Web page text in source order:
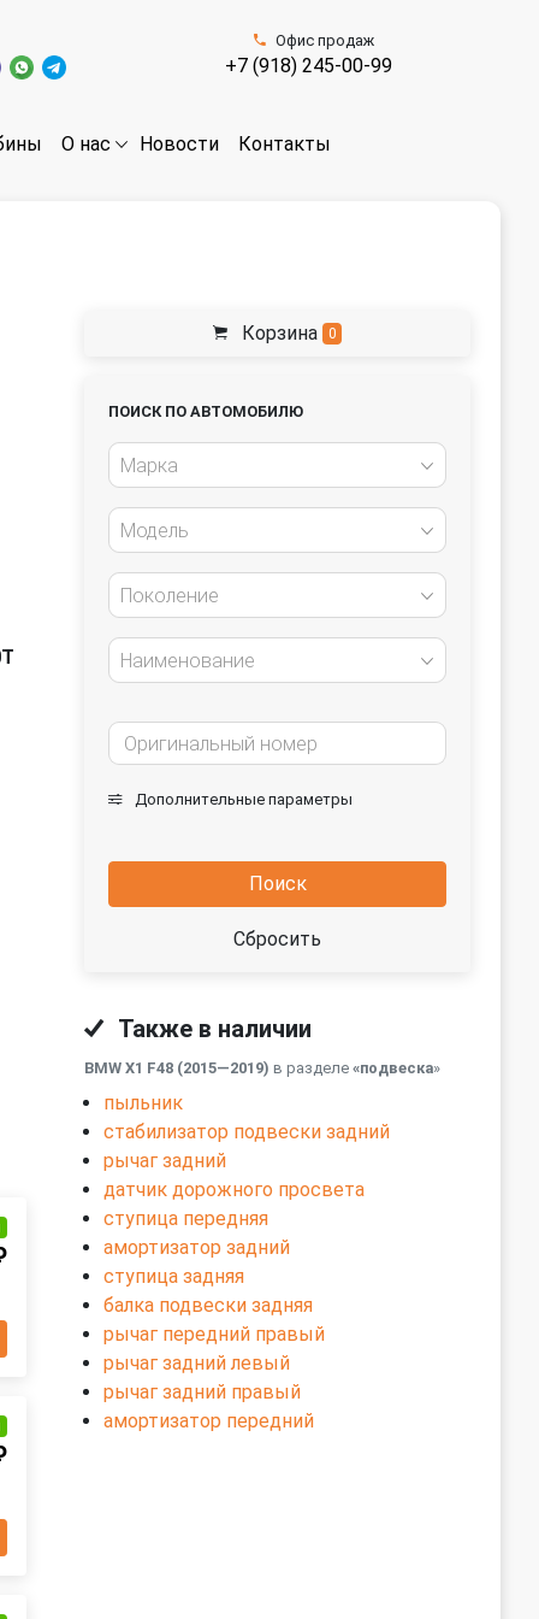
Офис продаж
+7 (918) 245-00-99
О нас Новости Контакты
Корзина 0
ПОИСК ПО АВТОМОБИЛЮ
Марка
Модель
Поколение
Наименование
Дополнительные параметры
Поиск
Сбросить
Также в наличии
BMW X1 F48 (2015—2019) в разделе «подвеска»
пыльник
стабилизатор подвески задний
рычаг задний
датчик дорожного просвета
ступица передняя
амортизатор задний
ступица задняя
балка подвески задняя
рычаг передний правый
рычаг задний левый
рычаг задний правый
амортизатор передний